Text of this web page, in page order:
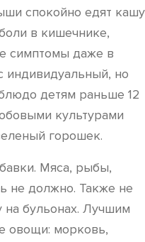
спокойно едят кашу
в кишечнике,
симптомы даже в
индивидуальный, но
детям раньше 12
культурами
горошек.
Мяса, рыбы,
не должно. Также не
на бульонах. Лучшим
овощи: морковь,